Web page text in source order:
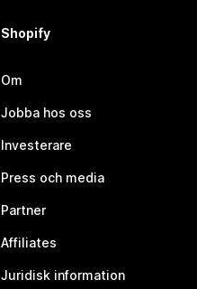
Shopify
Om
Jobba hos oss
Investerare
Press och media
Partner
Affiliates
Juridisk information